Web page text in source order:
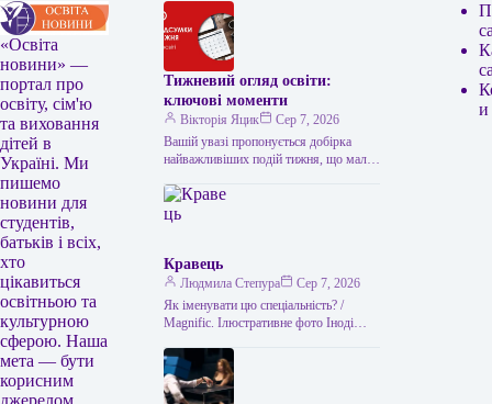
«Освіта
новини» —
портал про
освіту, сім'ю
та виховання
дітей в
Україні. Ми
пишемо
новини для
студентів,
батьків і всіх,
хто
цікавиться
освітньою та
культурною
сферою. Наша
мета — бути
корисним
Тижневий огляд освіти:
ключові моменти
Вікторія Яцик
Сер 7, 2026
Вашій увазі пропонується добірка
найважливіших подій тижня, що мали
освітні події тижня: підсумки Топ-100
українських…
Кравець
Людмила Степура
Сер 7, 2026
Як іменувати цю спеціальність? /
Magnific. Ілюстративне фото Іноді
займається пошиттям, — це просто
“швачки”.…
и